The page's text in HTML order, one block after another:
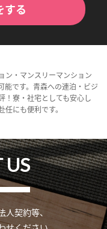
する
ン・マンスリーマンション
能です。青森への連泊・ビジ
！寮・社宅としても安心し
にも便利です。
US
契約等、